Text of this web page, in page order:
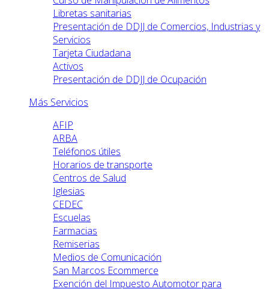
Libretas sanitarias
Presentación de DDJJ de Comercios, Industrias y
Servicios
Tarjeta Ciudadana
Activos
Presentación de DDJJ de Ocupación
Más Servicios
AFIP
ARBA
Teléfonos útiles
Horarios de transporte
Centros de Salud
Iglesias
CEDEC
Escuelas
Farmacias
Remiserias
Medios de Comunicación
San Marcos Ecommerce
Exención del Impuesto Automotor para